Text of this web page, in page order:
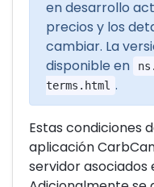
en desarrollo
precios y los
cambiar. La
disponible en
terms.html .
Estas condiciones
aplicación
servidor asociados